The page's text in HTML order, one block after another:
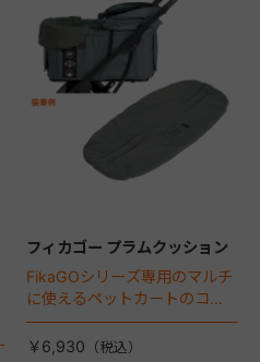
フィカゴー プラムクッション
FikaGOシリーズ専用のマルチ
に使えるペットカートのコー
ナークッション登場。
￥6,930